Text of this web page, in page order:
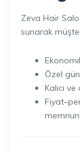
Zeva Hair
sunarak
Özel
Kalıcı